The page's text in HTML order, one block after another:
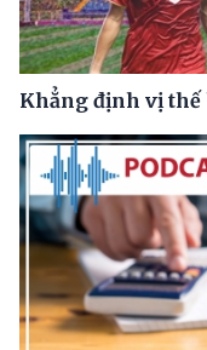
Khẳng định vị thế